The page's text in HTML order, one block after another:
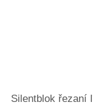
Silentblok řezaní